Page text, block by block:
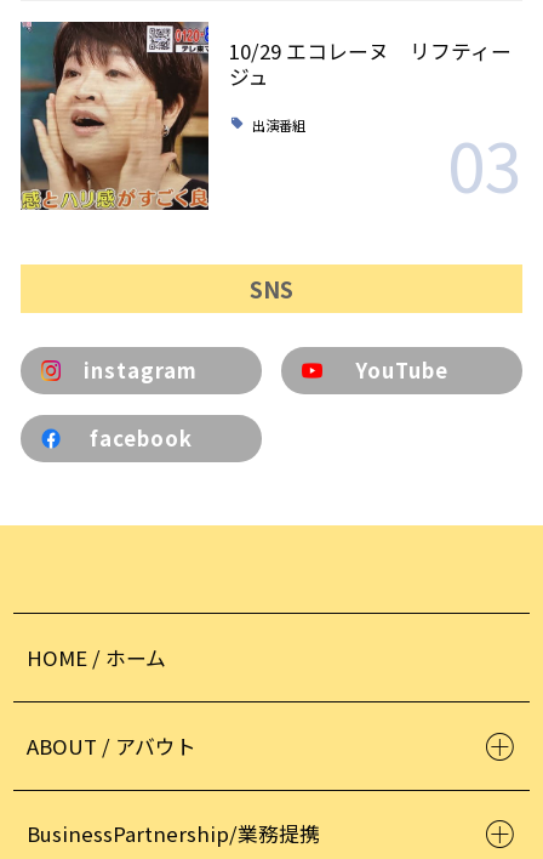
10/29 エコレーヌ リフティー
ジュ
出演番組 03
SNS
instagram YouTube
facebook
HOME / ホーム
ABOUT / アバウト
BusinessPartnership/業務提携